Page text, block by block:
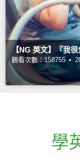
【NG 英文】『我
觀看次數：158755 •
學